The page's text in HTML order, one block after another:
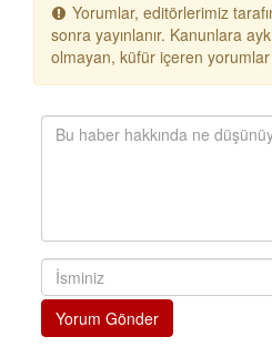
Yorumlar, editörlerimiz
sonra yayınlanır. Kanunlara
olmayan, küfür içeren
Yorum Gönder